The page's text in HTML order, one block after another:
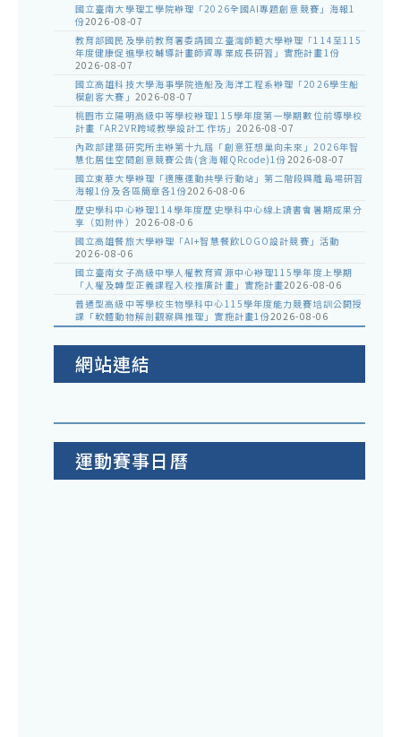
國立臺南大學理工學院辦理「2026全國AI專題創意競賽」海報1
份2026-08-07
教育部國民及學前教育署委請國立臺灣師範大學辦理「114至115
年度健康促進學校輔導計畫師資專業成長研習」實施計畫1份
2026-08-07
國立高雄科技大學海事學院造船及海洋工程系辦理「2026學生船
模創客大賽」 2026-08-07
桃園市立陽明高級中等學校辦理115學年度第一學期數位前導學校
計畫「AR2VR跨域教學設計工作坊」 2026-08-07
內政部建築研究所主辦第十九屆「創意狂想巢向未來」2026年智
慧化居住空間創意競賽公告(含海報QRcode)1份2026-08-07
國立東華大學辦理「適應運動共學行動站」第二階段與離島場研習
海報1份及各區簡章各1份2026-08-06
歷史學科中心辦理114學年度歷史學科中心線上讀書會暑期成果分
享（如附件） 2026-08-06
國立高雄餐旅大學辦理「AI+智慧餐飲LOGO設計競賽」活動
2026-08-06
國立臺南女子高級中學人權教育資源中心辦理115學年度上學期
「人權及轉型正義課程入校推廣計畫」實施計畫2026-08-06
普通型高級中等學校生物學科中心115學年度能力競賽培訓公開授
課「軟體動物解剖觀察與推理」實施計畫1份2026-08-06
網站連結
運動賽事日曆